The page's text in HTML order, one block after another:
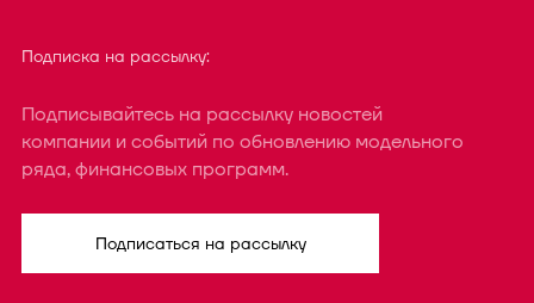
Подписка на рассылку:
Подписывайтесь на рассылку новостей
компании и событий по обновлению модельного
ряда, финансовых программ.
Подписаться на рассылку